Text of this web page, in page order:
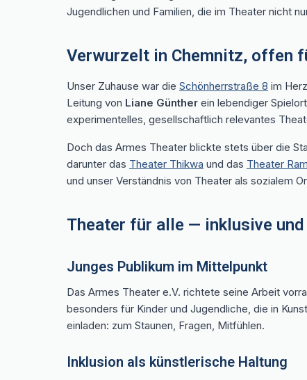
Jugendlichen und Familien, die im Theater nicht
Verwurzelt in Chemnitz, offen
Unser Zuhause war die Schönherrstraße 8 im
Leitung von Liane Günther ein lebendiger
experimentelles, gesellschaftlich relevantes
Doch das Armes Theater blickte stets über die
darunter das Theater Thikwa und das Theater
und unser Verständnis von Theater als sozialem
Theater für alle — inklusive
Junges Publikum im Mittelpunkt
Das Armes Theater e.V. richtete seine Arbeit
besonders für Kinder und Jugendliche, die in
einladen: zum Staunen, Fragen, Mitfühlen.
Inklusion als künstlerische Haltung